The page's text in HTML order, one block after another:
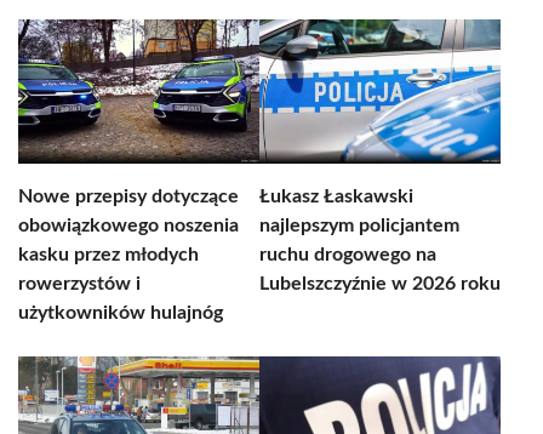
Nowe przepisy dotyczące
obowiązkowego noszenia
kasku przez młodych
rowerzystów i
użytkowników hulajnóg
Łukasz Łaskawski
najlepszym policjantem
ruchu drogowego na
Lubelszczyźnie w 2026 roku